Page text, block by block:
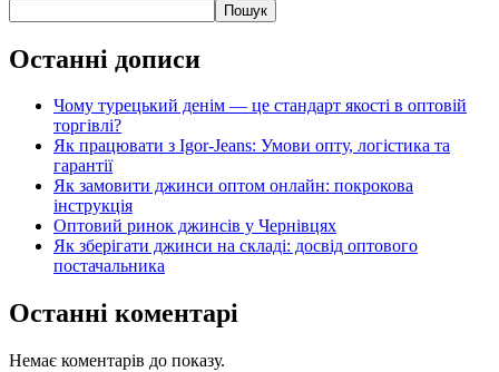
Пошук
Останні дописи
Чому турецький денім — це стандарт якості в оптовій
торгівлі?
Як працювати з Igor-Jeans: Умови опту, логістика та
гарантії
Як замовити джинси оптом онлайн: покрокова
інструкція
Оптовий ринок джинсів у Чернівцях
Як зберігати джинси на складі: досвід оптового
постачальника
Останні коментарі
Немає коментарів до показу.